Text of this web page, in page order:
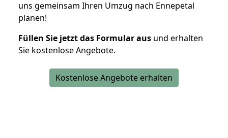
uns gemeinsam Ihren Umzug nach Ennepetal
planen!
Füllen Sie jetzt das Formular aus und erhalten
Sie kostenlose Angebote.
Kostenlose Angebote erhalten